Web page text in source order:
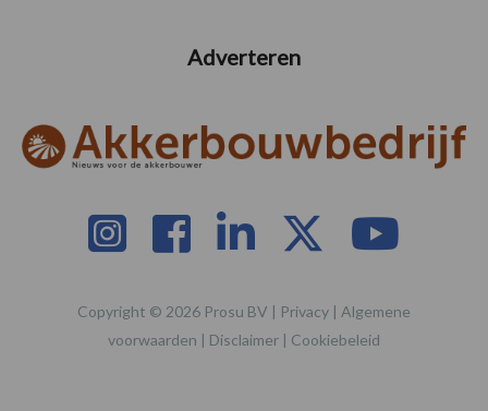
Adverteren
Copyright © 2026 Prosu BV | Privacy | Algemene
voorwaarden | Disclaimer | Cookiebeleid